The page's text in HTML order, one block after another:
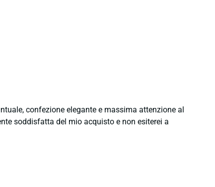
confezione elegante e massima attenzione al
soddisfatta del mio acquisto e non esiterei a